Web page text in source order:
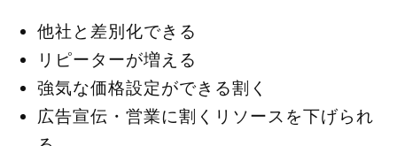
他社と差別化できる
リピーターが増える
強気な価格設定ができる割く
広告宣伝・営業に割くリソースを下げられ